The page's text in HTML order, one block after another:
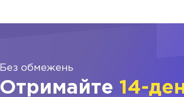
Без обмежень
Отримайте 14-